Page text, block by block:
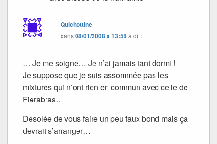
Quichottine
dans08/01/2008 à 13:58a dit :
… Je me soigne… Je n’ai jamais tant dormi !
Je suppose que je suis assommée pas les
mixtures qui n’ont rien en commun avec celle de
Fierabras…
Désolée de vous faire un peu faux bond mais ça
devrait s’arranger…